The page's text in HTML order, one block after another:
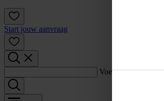
Start jouw aanvraag
Voer een zoekterm